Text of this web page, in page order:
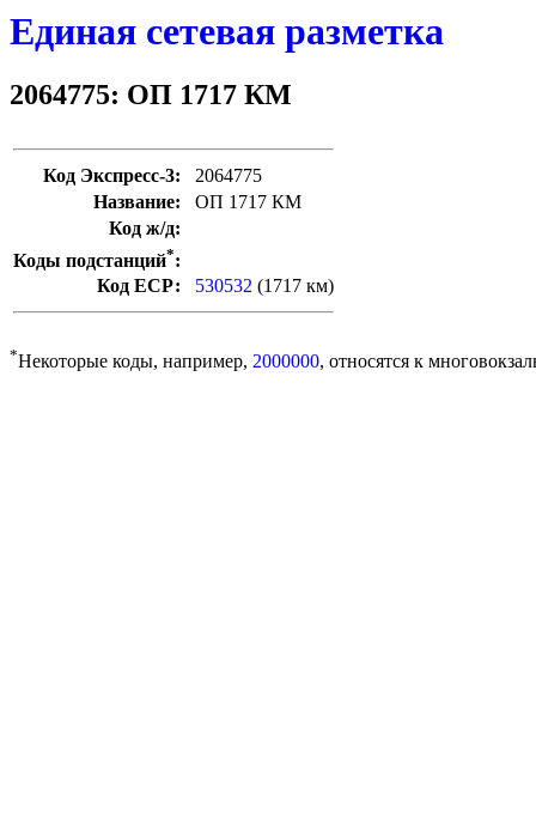
Единая сетевая разметка
2064775: ОП 1717 КМ
Код Экспресс-3:
2064775
Название:
ОП 1717 КМ
Код ж/д:
Коды подстанций*:
Код ЕСР:
530532 (1717 км)
*Некоторые коды, например, 2000000, относятся к